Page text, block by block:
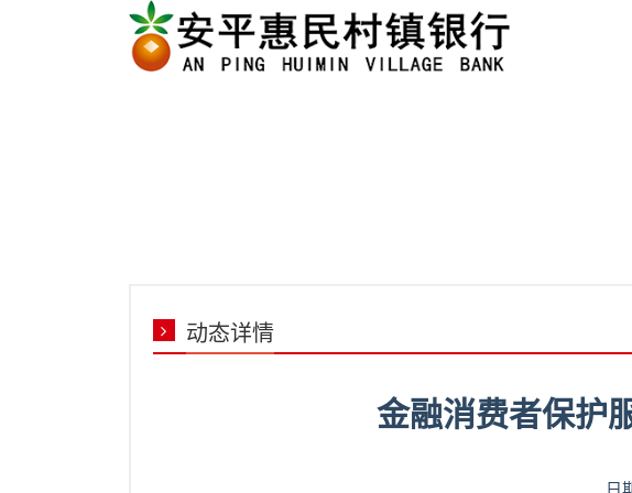
动态详情
金融消费者保护
日